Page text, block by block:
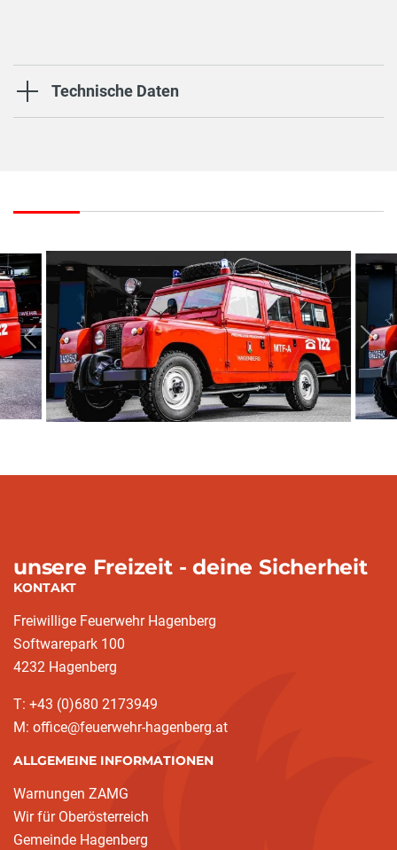
Technische Daten
vorherige
unsere Freizeit - deine Sicherheit
KONTAKT
Freiwillige Feuerwehr Hagenberg
Softwarepark 100
4232 Hagenberg
T: +43 (0)680 2173949
M: office@feuerwehr-hagenberg.at
ALLGEMEINE INFORMATIONEN
Warnungen ZAMG
Wir für Oberösterreich
Gemeinde Hagenberg